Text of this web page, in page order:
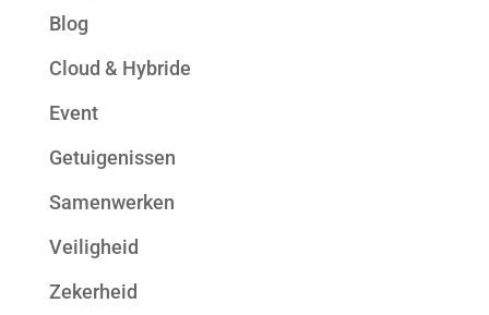
Blog
Cloud & Hybride
Event
Getuigenissen
Samenwerken
Veiligheid
Zekerheid